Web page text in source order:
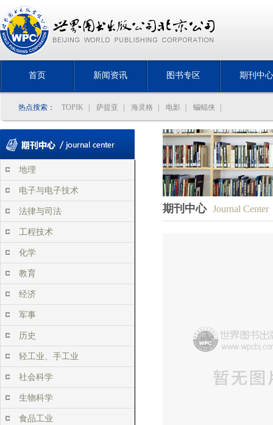
首页 新闻资讯 图书专区 期刊中心
热点搜索： TOPIK 萨提亚 海灵格 电影 蝙蝠侠
地理
电子与电子技术
法律与司法
工程技术
化学
教育
经济
军事
历史
轻工业、手工业
社会科学
生物科学
食品工业
期刊中心 Journal Center